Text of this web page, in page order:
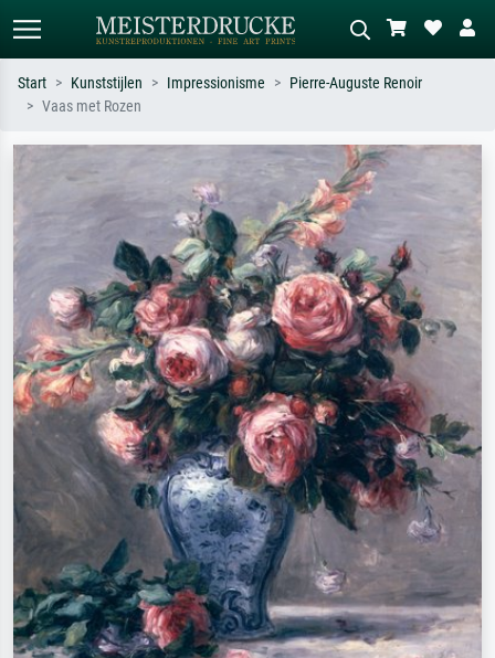
Zoek op kunstenaar, titel of stijl – bijv.
Monet, Sterrennacht, impressionisme,
Hokusai-golf, naakt.
Beschrijf de scène – bijv. groene
weide, abstract met veel rood, donker
olieverfschilderij, staand naakt naast
een boom.
Start Kunststijlen Impressionisme
Pierre-Auguste Renoir
Vaas met Rozen